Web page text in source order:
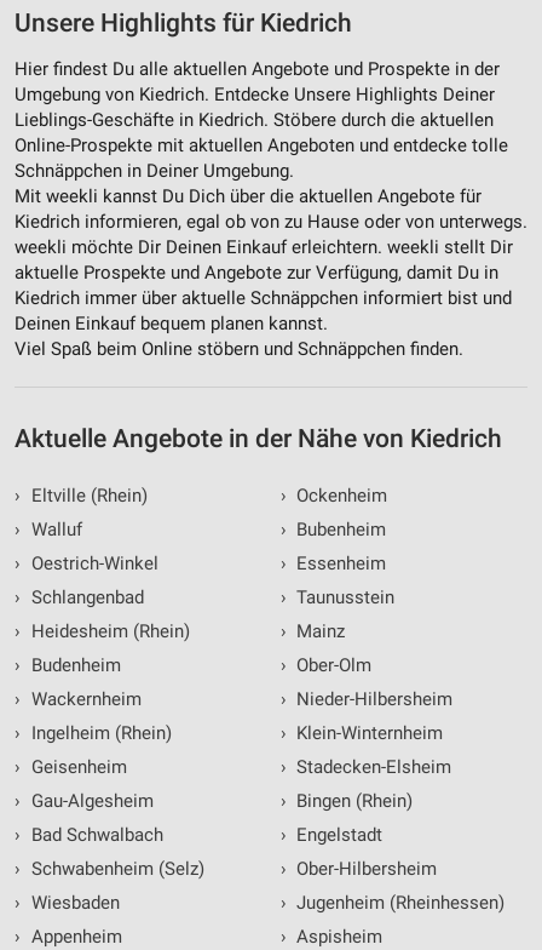
Unsere Highlights für Kiedrich
Hier findest Du alle aktuellen Angebote und Prospekte in der
Umgebung von Kiedrich. Entdecke Unsere Highlights Deiner
Lieblings-Geschäfte in Kiedrich. Stöbere durch die aktuellen
Online-Prospekte mit aktuellen Angeboten und entdecke tolle
Schnäppchen in Deiner Umgebung.
Mit weekli kannst Du Dich über die aktuellen Angebote für
Kiedrich informieren, egal ob von zu Hause oder von unterwegs.
weekli möchte Dir Deinen Einkauf erleichtern. weekli stellt Dir
aktuelle Prospekte und Angebote zur Verfügung, damit Du in
Kiedrich immer über aktuelle Schnäppchen informiert bist und
Deinen Einkauf bequem planen kannst.
Viel Spaß beim Online stöbern und Schnäppchen finden.
Aktuelle Angebote in der Nähe von Kiedrich
›
Eltville (Rhein)
› Walluf
›
Oestrich-Winkel
› Schlangenbad
›
Heidesheim (Rhein)
›
Budenheim
› Wackernheim
›
Ingelheim (Rhein)
›
Geisenheim
›
Gau-Algesheim
›
Bad Schwalbach
› Schwabenheim (Selz)
› Wiesbaden
› Appenheim
› Ockenheim
› Bubenheim
› Essenheim
› Taunusstein
› Mainz
› Ober-Olm
› Nieder-Hilbersheim
› Klein-Winternheim
› Stadecken-Elsheim
› Bingen (Rhein)
› Engelstadt
› Ober-Hilbersheim
› Jugenheim (Rheinhessen)
› Aspisheim